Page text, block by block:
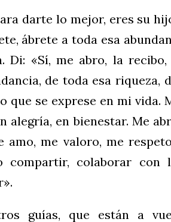
darte lo mejor, eres su
ábrete a toda esa
Di: «Sí, me abro, la
de toda esa riqueza,
que se exprese en mi vida.
alegría, en bienestar. Me
me valoro, me
compartir, colaborar con
guías, que están a